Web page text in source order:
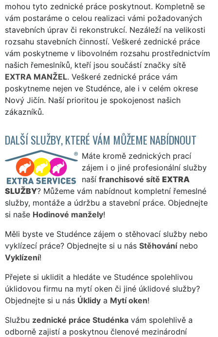
mohou tyto zednické práce poskytnout. Kompletně se
vám postaráme o celou realizaci vámi požadovaných
stavebních úprav či rekonstrukcí. Nezáleží na velikosti
rozsahu stavebních činností. Veškeré zednické práce
vám poskytneme v libovolném rozsahu prostřednictvím
našich řemeslníků, kteří jsou součástí značky sítě
EXTRA MANŽEL. Veškeré zednické práce vám
poskytneme nejen ve Studénce, ale i v celém okrese
Nový Jičín. Naší prioritou je spokojenost našich
zákazníků.
DALŠÍ SLUŽBY, KTERÉ VÁM MŮŽEME NABÍDNOUT
Máte kromě zednických prací
zájem i o jiné profesionální služby
naší franchisové sítě EXTRA
SLUŽBY? Můžeme vám nabídnout kompletní řemeslné
služby, montáže a údržbu a stavební práce. Objednejte
si naše Hodinové manžely!
Měli byste ve Studénce zájem o stěhovací služby nebo
vyklízecí práce? Objednejte si u nás Stěhovánínebo
Vyklízení!
Přejete si uklidit a hledáte ve Studénce spolehlivou
úklidovou firmu na mytí oken či jiné úklidové služby?
Objednejte si u nás Úklidy a Mytí oken!
Službu zednické práce Studénka vám spolehlivě a
odborně zajistí a poskytnou členové mezinárodní